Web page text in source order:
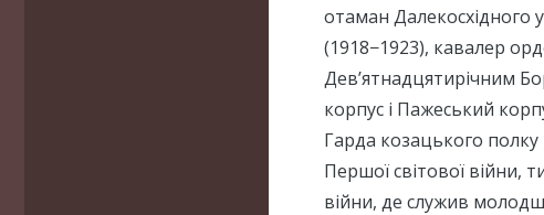
отаман Далекосхідного
(1918−1923), кавалер
Дев’ятнадцятирічним
корпус і Пажеський
Гарда козацького
Першої світової війни,
війни, де служив